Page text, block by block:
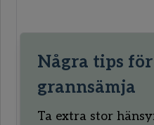
Några tips
grannsämja
Ta extra stor